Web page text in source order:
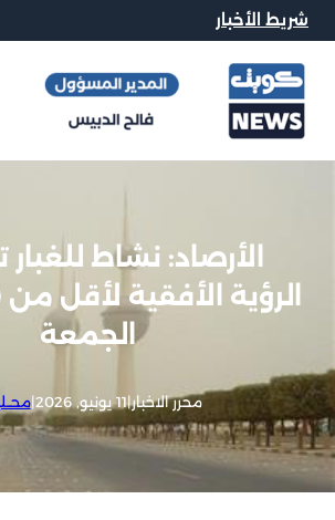
شريط الأخبار
الأرصاد: نشاط
الجمعة
محرر الاخبار|11 يونيو, 2026 |